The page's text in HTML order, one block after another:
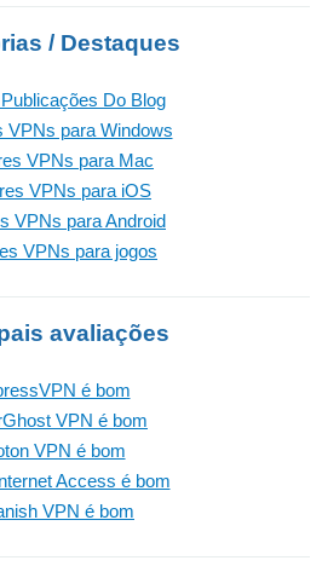
/ Destaques
Do Blog
VPNs para Windows
VPNs para Mac
VPNs para iOS
VPNs para Android
VPNs para jogos
avaliações
é bom
VPN é bom
VPN é bom
Access é bom
VPN é bom